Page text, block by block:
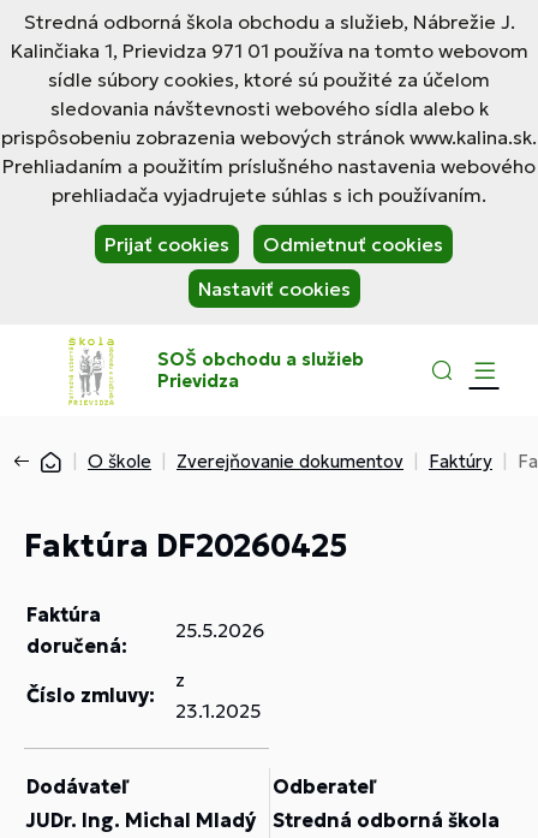
Stredná odborná škola obchodu a služieb, Nábrežie J.
Kalinčiaka 1, Prievidza 971 01 používa na tomto webovom
sídle súbory cookies, ktoré sú použité za účelom
sledovania návštevnosti webového sídla alebo k
prispôsobeniu zobrazenia webových stránok www.kalina.sk.
Prehliadaním a použitím príslušného nastavenia webového
prehliadača vyjadrujete súhlas s ich používaním.
Prijať cookies
Odmietnuť cookies
Nastaviť cookies
SOŠ obchodu a služieb
Prievidza
O škole Zverejňovanie dokumentov Faktúry
Faktúra DF20260425
Faktúra
doručená:
25.5.2026
Číslo zmluvy:
z
23.1.2025
Dodávateľ
JUDr. Ing. Michal Mladý
Odberateľ
Stredná odborná škola